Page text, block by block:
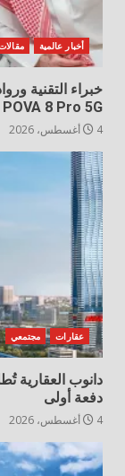
أخبار عالمية
خبراء التقنية
8 Pro 5G
4 أغسطس، 2026
عقارات مجتمعي
دانوب العقارية
دفعة أولى
4 أغسطس، 2026